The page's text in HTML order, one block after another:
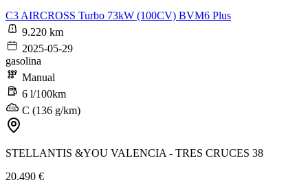
C3 AIRCROSS Turbo 73kW (100CV) BVM6 Plus
9.220 km
2025-05-29
gasolina
Manual
6 l/100km
C (136 g/km)
STELLANTIS &YOU VALENCIA - TRES CRUCES 38
20.490 €